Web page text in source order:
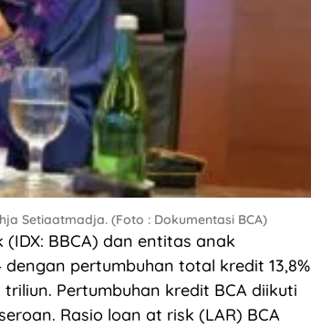
Setiaatmadja. (Foto : Dokumentasi BCA)
(IDX: BBCA) dan entitas anak
pertumbuhan total kredit 13,8%
Pertumbuhan kredit BCA diikuti
Rasio loan at risk (LAR) BCA